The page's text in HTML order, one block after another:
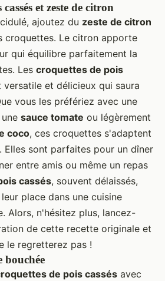
et zeste de citron
ajoutez du zeste de citron
croquettes. Le citron apporte
qui équilibre parfaitement la
Les croquettes de pois
versatile et délicieux qui saura
vous les préfériez avec une
une sauce tomate ou légèrement
coco, ces croquettes s'adaptent
Elles sont parfaites pour un dîner
entre amis ou même un repas
cassés, souvent délaissés,
place dans une cuisine
Alors, n'hésitez plus, lancez-
de cette recette originale et
le regretterez pas !
bouchée
de pois cassés avec